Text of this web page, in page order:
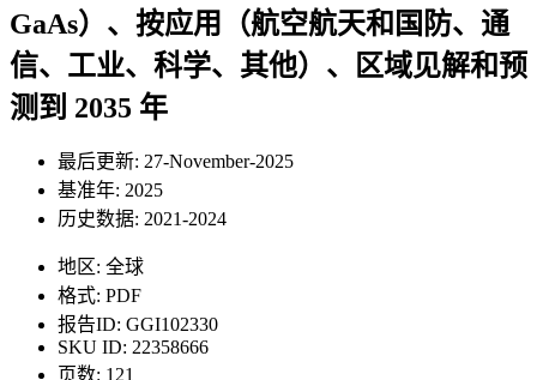
GaAs）、按应用（航空航天和国防、通
信、工业、科学、其他）、区域见解和预
测到 2035 年
最后更新: 27-November-2025
基准年: 2025
历史数据: 2021-2024
地区: 全球
格式: PDF
报告ID: GGI102330
SKU ID: 22358666
页数: 121